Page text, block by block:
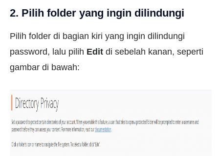
2. Pilih folder yang ingin dilindungi
Pilih folder di bagian kiri yang ingin dilindungi
password, lalu pilih Edit di sebelah kanan, seperti
gambar di bawah: